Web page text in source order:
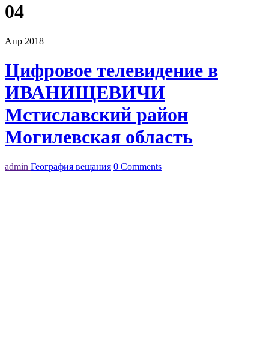
04
Апр 2018
Цифровое телевидение в
ИВАНИЩЕВИЧИ
Мстиславский район
Могилевская область
admin География вещания 0 Comments